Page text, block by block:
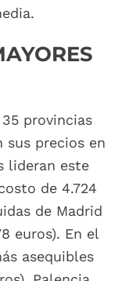
provincias
sus precios en
lideran este
de 4.724
de Madrid
euros). En el
asequibles